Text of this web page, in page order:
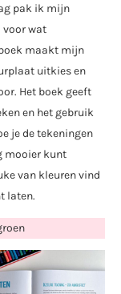
pak ik mijn
voor wat
maakt mijn
uitkies en
Het boek geeft
en het gebruik
je de tekeningen
mooier kunt
van kleuren vind
laten.